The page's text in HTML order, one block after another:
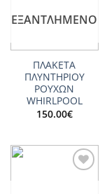
ΕΞΑΝΤΛΗΜΈΝΟ
ΠΛΑΚΕΤΑ
ΠΛΥΝΤΗΡΙΟΥ
ΡΟΥΧΩΝ
WHIRLPOOL
150.00€